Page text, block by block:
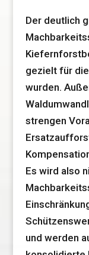
Der deutlich
gezielt für
wurden.
strengen
Es wird also
und werden